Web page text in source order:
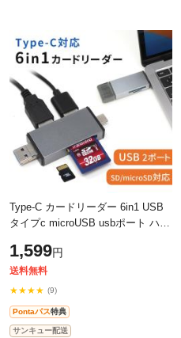
Type-C カードリーダー 6in1 USB
タイプc microUSB usbポート ハブ
ポート PC SDカード マルチカード
リ
1,599円
送料無料
★★★★ (9)
Pontaパス特典
サンキュー配送